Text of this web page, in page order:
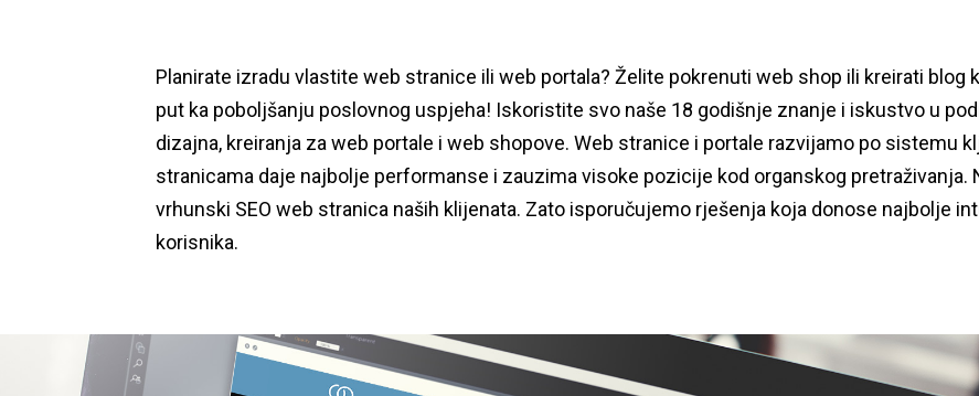
Planirate izradu vlastite web stranice ili web portala? Želite pokrenuti web shop ili kreirati blog
put ka poboljšanju poslovnog uspjeha! Iskoristite svo naše 18 godišnje znanje i iskustvo u
dizajna, kreiranja za web portale i web shopove. Web stranice i portale razvijamo po sistemu
stranicama daje najbolje performanse i zauzima visoke pozicije kod organskog pretraživanja.
vrhunski SEO web stranica naših klijenata. Zato isporučujemo rješenja koja donose najbolje
korisnika.